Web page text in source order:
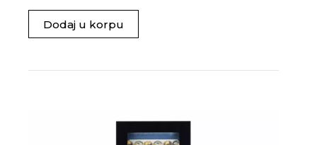
Dodaj u korpu